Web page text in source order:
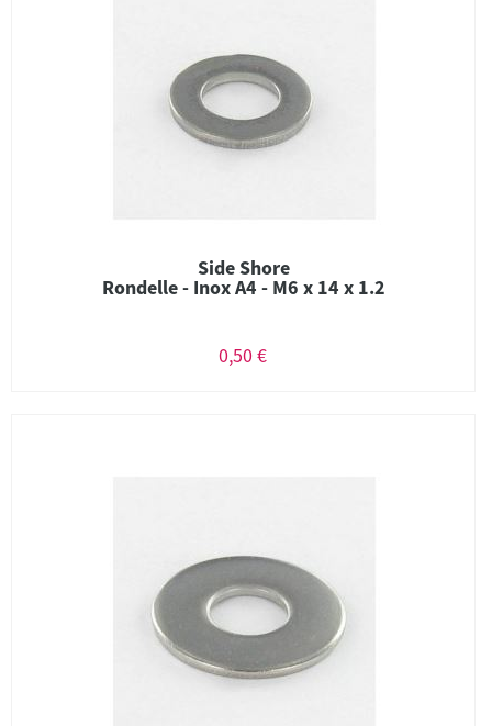
Side Shore
Rondelle - Inox A4 - M6 x 14 x 1.2
0,50 €